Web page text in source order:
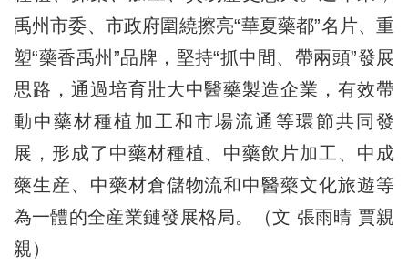
禹州市委、市政府圍繞擦亮“華夏藥都”名片、重
塑“藥香禹州”品牌，堅持“抓中間、帶兩頭”發展
思路，通過培育壯大中醫藥製造企業，有效帶
動中藥材種植加工和市場流通等環節共同發
展，形成了中藥材種植、中藥飲片加工、中成
藥生産、中藥材倉儲物流和中醫藥文化旅遊等
為一體的全産業鏈發展格局。（文 張雨晴 賈親
親）